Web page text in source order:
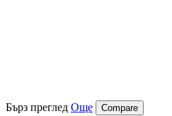
Бърз преглед Още Compare